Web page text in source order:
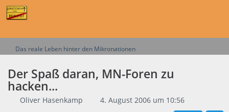
Das reale Leben hinter den Mikronationen
Der Spaß daran, MN-Foren zu
hacken...
Oliver Hasenkamp 4. August 2006 um 10:56